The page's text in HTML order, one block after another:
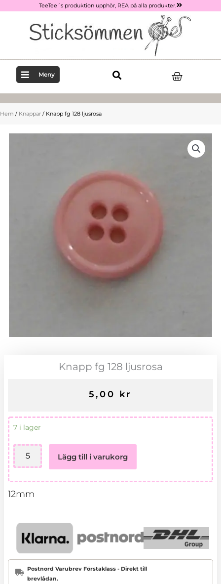
TeeTee´s produktion upphör, REA på alla produkter.
Meny
Hem / Knappar / Knapp fg 128 ljusrosa
Knapp fg 128 ljusrosa
5,00 kr
7 i lager
Knapp
128
ljusrosa
mängd
Lägg till i varukorg
12mm
Postnord Varubrev Förstaklass - Direkt till
brevlådan.